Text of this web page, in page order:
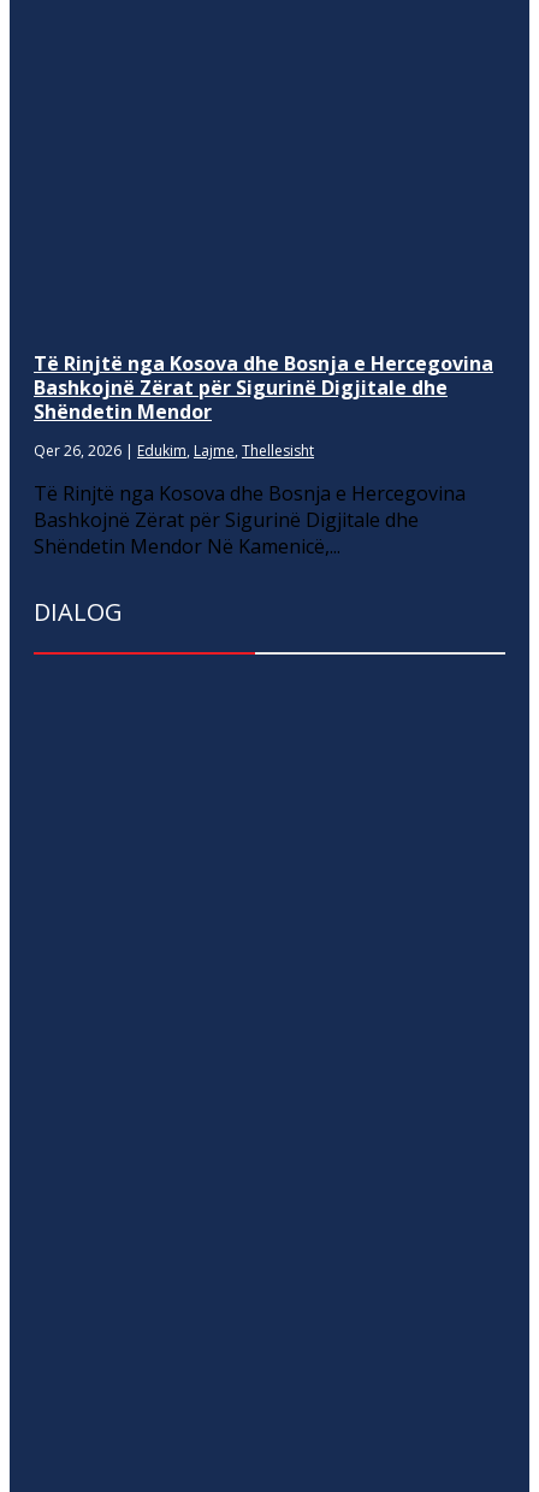
Të Rinjtë nga Kosova dhe Bosnja e Hercegovina
Bashkojnë Zërat për Sigurinë Digjitale dhe
Shëndetin Mendor
Qer 26, 2026 | Edukim, Lajme, Thellesisht
Të Rinjtë nga Kosova dhe Bosnja e Hercegovina
Bashkojnë Zërat për Sigurinë Digjitale dhe
Shëndetin Mendor Në Kamenicë,...
DIALOG